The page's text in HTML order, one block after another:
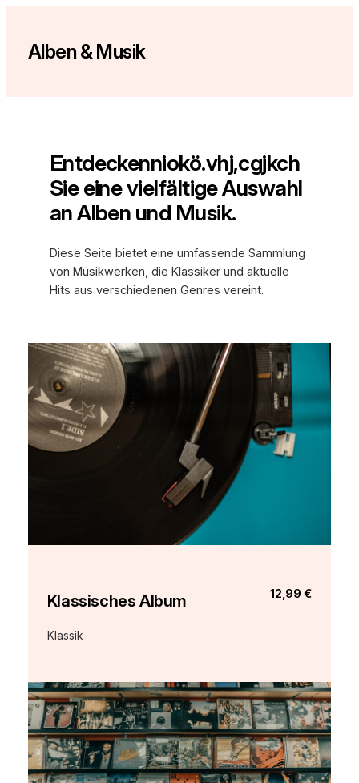
springen
Alben & Musik
Entdeckenniokö.vhj,cgjkch
Sie eine vielfältige Auswahl
an Alben und Musik.
Diese Seite bietet eine umfassende Sammlung
von Musikwerken, die Klassiker und aktuelle
Hits aus verschiedenen Genres vereint.
Klassisches Album
Klassik
12,99 €